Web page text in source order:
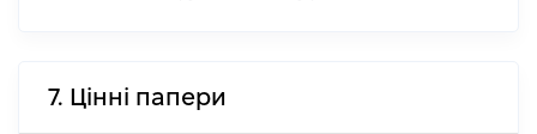
7. Цінні папери